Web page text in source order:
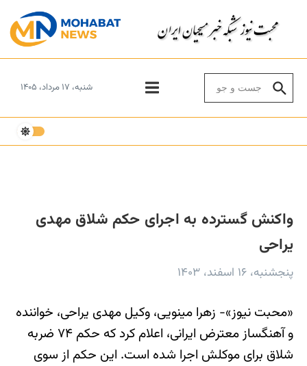
شنبه، ۱۷ مرداد، ۱۴۰۵
واکنش‌ گسترده به اجرای حکم شلاق مهدی
یراحی
پنجشنبه، ۱۶ اسفند، ۱۴۰۳
«محبت نیوز»- زهرا مینویی، وکیل مهدی یراحی، خواننده
و آهنگساز معترض ایرانی، اعلام کرد که حکم ۷۴ ضربه
شلاق برای موکلش اجرا شده است. این حکم از سوی